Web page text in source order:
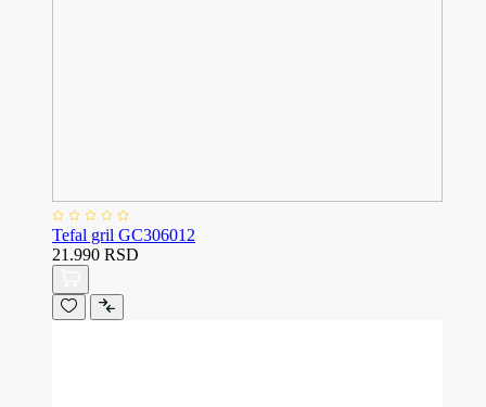
Tefal gril GC306012
21.990 RSD